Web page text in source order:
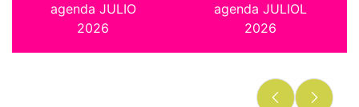
agenda JULIO
2026
agenda JULIOL
2026